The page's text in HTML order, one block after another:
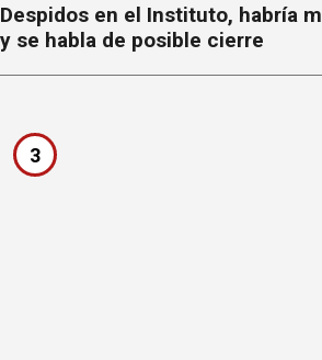
Despidos en el Instituto, habría
y se habla de posible cierre
3